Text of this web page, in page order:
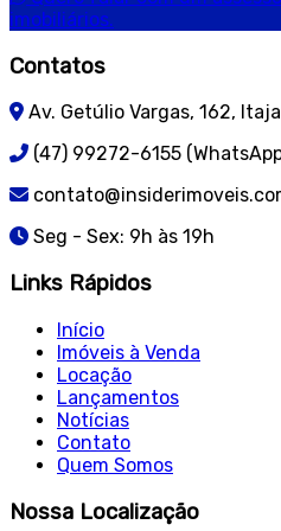
imobiliários.
Contatos
Av. Getúlio Vargas, 162,
(47) 99272-6155
Seg - Sex: 9h às 19h
Links Rápidos
Início
Imóveis à Venda
Locação
Lançamentos
Notícias
Contato
Quem Somos
Nossa Localização